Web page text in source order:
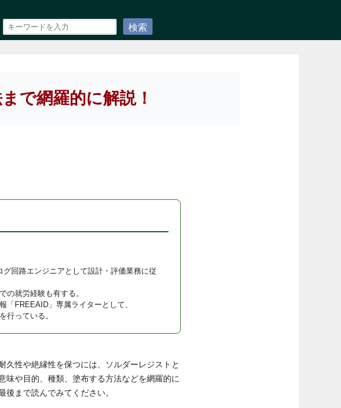
検索
で網羅的に解説！
回路エンジニアとして設計・評価業務に従
の就労経験も有する。
「FREEAID」専属ライターとして、
行っている。
性や絶縁性を保つには、ソルダーレジストと
味や目的、種類、塗布する方法などを網羅的に
まで読んでみてください。